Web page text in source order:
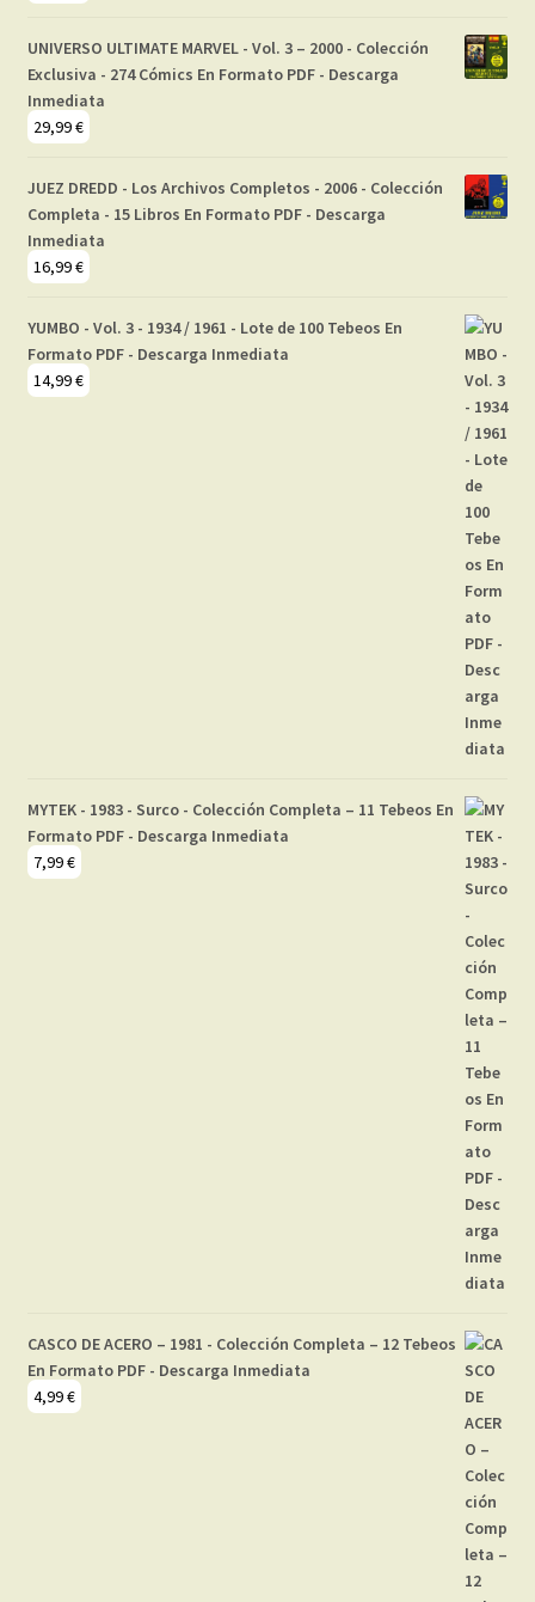
UNIVERSO ULTIMATE MARVEL - Vol. 3 – 2000 - Colección
Exclusiva - 274 Cómics En Formato PDF - Descarga
Inmediata
29,99€
JUEZ DREDD - Los Archivos Completos - 2006 - Colección
Completa - 15 Libros En Formato PDF - Descarga
Inmediata
16,99€
YUMBO - Vol. 3 - 1934 / 1961 - Lote de 100 Tebeos En
Formato PDF - Descarga Inmediata
14,99€
MYTEK - 1983 - Surco - Colección Completa – 11 Tebeos En
Formato PDF - Descarga Inmediata
7,99€
CASCO DE ACERO – 1981 - Colección Completa – 12 Tebeos
En Formato PDF - Descarga Inmediata
4,99€